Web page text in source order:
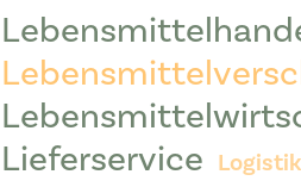
Lieferservice Logistik